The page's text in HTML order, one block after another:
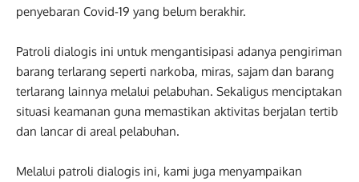
penyebaran Covid-19 yang belum berakhir.
Patroli dialogis ini untuk mengantisipasi adanya pengiriman
barang terlarang seperti narkoba, miras, sajam dan barang
terlarang lainnya melalui pelabuhan. Sekaligus menciptakan
situasi keamanan guna memastikan aktivitas berjalan tertib
dan lancar di areal pelabuhan.
Melalui patroli dialogis ini, kami juga menyampaikan